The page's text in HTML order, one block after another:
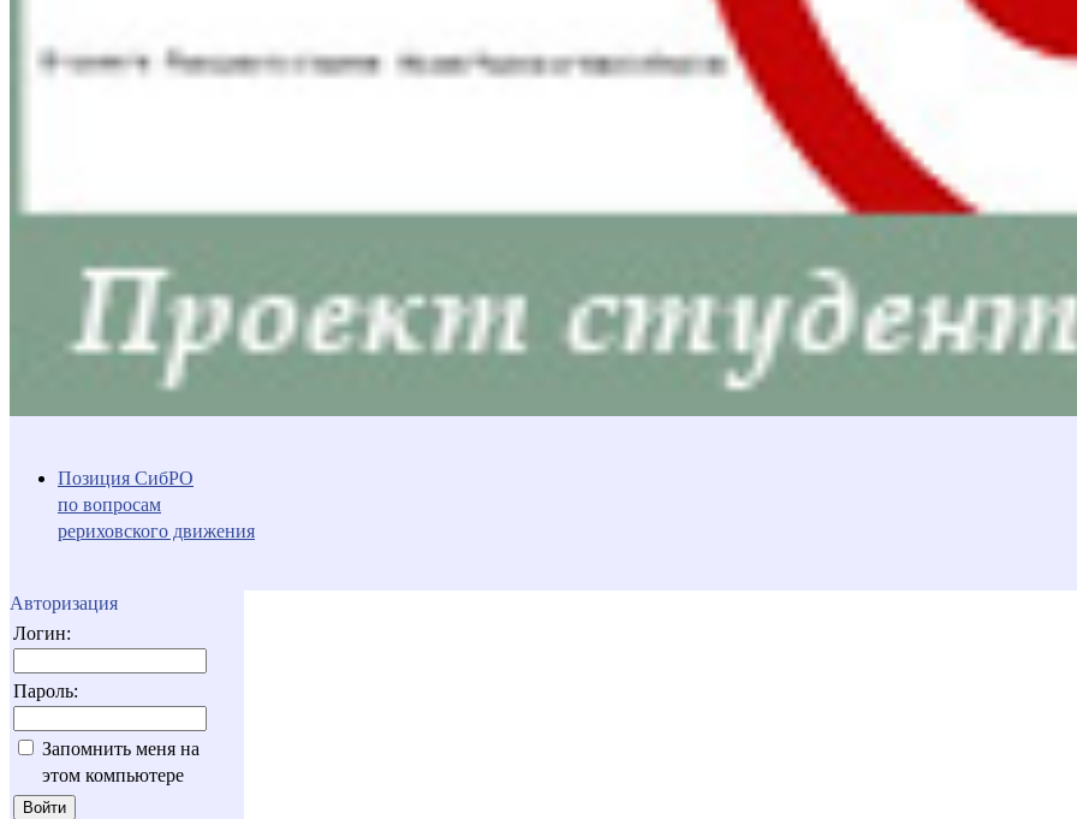
Позиция СибРО
по вопросам
рериховского движения
Авторизация
Логин:
Пароль:
Запомнить меня на
этом компьютере